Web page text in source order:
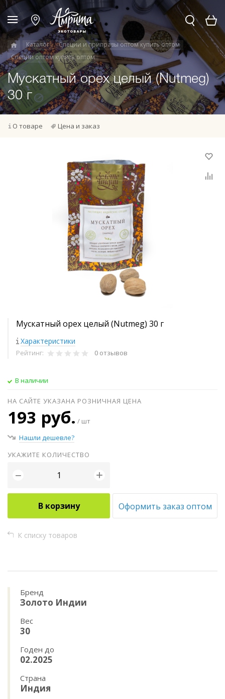
Каталог
Специи и приправы оптом купить оптом
Специи оптом купить оптом
Мускатный орех целый (Nutmeg)
30 г
О товаре Цена и заказ
Мускатный орех целый (Nutmeg) 30 г
Характеристики
Рейтинг: 0 отзывов
В наличии
НА САЙТЕ УКАЗАНА РОЗНИЧНАЯ ЦЕНА
193 руб. / шт
Нашли дешевле?
УКАЖИТЕ КОЛИЧЕСТВО
− +
В корзину Оформить заказ оптом
К списку товаров
Бренд
Золото Индии
Вес
30
Годен до
02.2025
Страна
Индия